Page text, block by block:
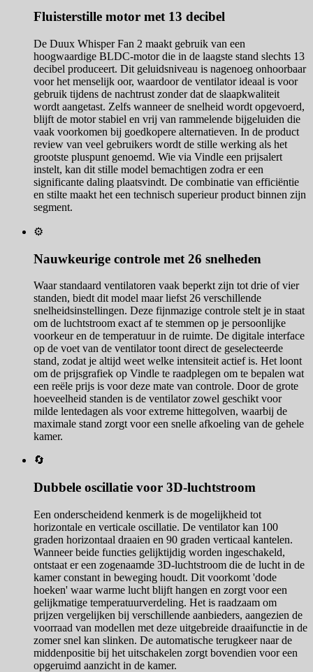
Fluisterstille motor met 13 decibel
De Duux Whisper Fan 2 maakt gebruik van een
hoogwaardige BLDC-motor die in de laagste stand slechts 13
decibel produceert. Dit geluidsniveau is nagenoeg onhoorbaar
voor het menselijk oor, waardoor de ventilator ideaal is voor
gebruik tijdens de nachtrust zonder dat de slaapkwaliteit
wordt aangetast. Zelfs wanneer de snelheid wordt opgevoerd,
blijft de motor stabiel en vrij van rammelende bijgeluiden die
vaak voorkomen bij goedkopere alternatieven. In de product
review van veel gebruikers wordt de stille werking als het
grootste pluspunt genoemd. Wie via Vindle een prijsalert
instelt, kan dit stille model bemachtigen zodra er een
significante daling plaatsvindt. De combinatie van efficiëntie
en stilte maakt het een technisch superieur product binnen zijn
segment.
⚙️
Nauwkeurige controle met 26 snelheden
Waar standaard ventilatoren vaak beperkt zijn tot drie of vier
standen, biedt dit model maar liefst 26 verschillende
snelheidsinstellingen. Deze fijnmazige controle stelt je in staat
om de luchtstroom exact af te stemmen op je persoonlijke
voorkeur en de temperatuur in de ruimte. De digitale interface
op de voet van de ventilator toont direct de geselecteerde
stand, zodat je altijd weet welke intensiteit actief is. Het loont
om de prijsgrafiek op Vindle te raadplegen om te bepalen wat
een reële prijs is voor deze mate van controle. Door de grote
hoeveelheid standen is de ventilator zowel geschikt voor
milde lentedagen als voor extreme hittegolven, waarbij de
maximale stand zorgt voor een snelle afkoeling van de gehele
kamer.
🔄
Dubbele oscillatie voor 3D-luchtstroom
Een onderscheidend kenmerk is de mogelijkheid tot
horizontale en verticale oscillatie. De ventilator kan 100
graden horizontaal draaien en 90 graden verticaal kantelen.
Wanneer beide functies gelijktijdig worden ingeschakeld,
ontstaat er een zogenaamde 3D-luchtstroom die de lucht in de
kamer constant in beweging houdt. Dit voorkomt 'dode
hoeken' waar warme lucht blijft hangen en zorgt voor een
gelijkmatige temperatuurverdeling. Het is raadzaam om
prijzen vergelijken bij verschillende aanbieders, aangezien de
voorraad van modellen met deze uitgebreide draaifunctie in de
zomer snel kan slinken. De automatische terugkeer naar de
middenpositie bij het uitschakelen zorgt bovendien voor een
opgeruimd aanzicht in de kamer.